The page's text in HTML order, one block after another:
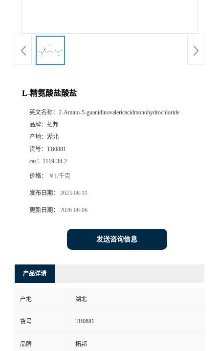
L-精氨酸盐酸盐
英文名称： 2-Amino-5-guanidinovalericacidmonohydrochloride
品牌： 拓邦
产地： 湖北
货号： TB0881
cas： 1119-34-2
价格： ￥1/千克
发布日期： 2023-08-11
更新日期： 2026-08-06
发送咨询信息
产品详请
产地 湖北
货号 TB0881
品牌 拓邦